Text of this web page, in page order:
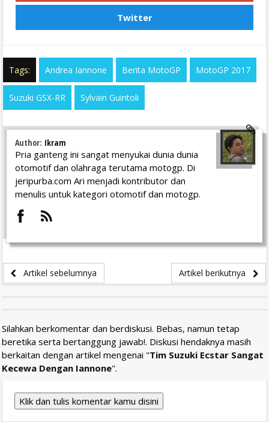
Twitter
Tags: Andrea Iannone Berita MotoGP MotoGP 2017
Suzuki GSX-RR Sylvain Guintoli
Author: Ikram
Pria ganteng ini sangat menyukai dunia dunia
otomotif dan olahraga terutama motogp. Di
jeripurba.com Ari menjadi kontributor dan
menulis untuk kategori otomotif dan motogp.
Artikel sebelumnya Artikel berikutnya
Silahkan berkomentar dan berdiskusi. Bebas, namun tetap
beretika serta bertanggung jawab!. Diskusi hendaknya masih
berkaitan dengan artikel mengenai "Tim Suzuki Ecstar Sangat
Kecewa Dengan Iannone".
Klik dan tulis komentar kamu disini